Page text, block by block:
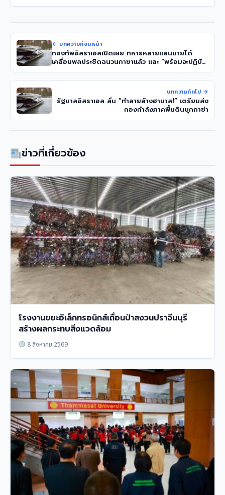
← บทความก่อนหน้า
กองทัพอิสราเอลเปิดเผย ทหารหลายแสนนายได้
เคลื่อนพลประชิดฉนวนกาซาแล้ว และ “พร้อมจะปฏิบัติ
ตามภารกิจที่ได้รับมอบหมาย”
บทความถัดไป →
รัฐบาลอิสราเอล ลั่น “ทำลายล้างฮามาส!” เตรียมส่ง
กองกำลังภาคพื้นดินบุกกาซ่า
ข่าวที่เกี่ยวข้อง
โรงงานขยะอิเล็กทรอนิกส์เถื่อนป่าสงวนปราจีนบุรี
สร้างผลกระทบสิ่งแวดล้อม
8 สิงหาคม 2569